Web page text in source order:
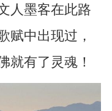
人墨客在此路
赋中出现过，
就有了灵魂！